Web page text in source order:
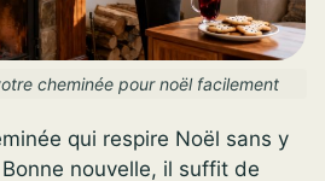
cheminée pour noël facilement
qui respire Noël sans y
nouvelle, il suffit de